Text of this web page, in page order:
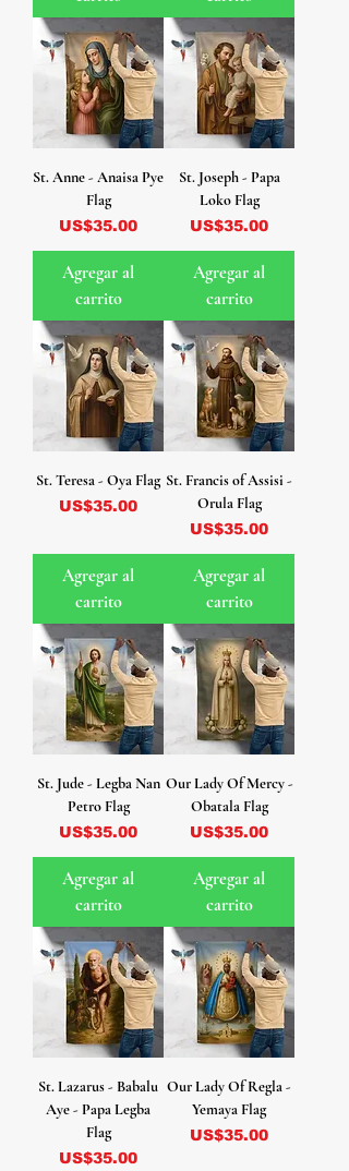
St. Anne - Anaisa Pye
Flag
Precio
US$35.00
Agregar al
carrito
St. Joseph - Papa
Loko Flag
Precio
US$35.00
Agregar al
carrito
St. Teresa - Oya Flag
Precio
US$35.00
Agregar al
carrito
St. Francis of Assisi -
Orula Flag
Precio
US$35.00
Agregar al
carrito
St. Jude - Legba Nan
Petro Flag
Precio
US$35.00
Agregar al
carrito
Our Lady Of Mercy -
Obatala Flag
Precio
US$35.00
Agregar al
carrito
St. Lazarus - Babalu
Aye - Papa Legba
Flag
Precio
US$35.00
Our Lady Of Regla -
Yemaya Flag
Precio
US$35.00